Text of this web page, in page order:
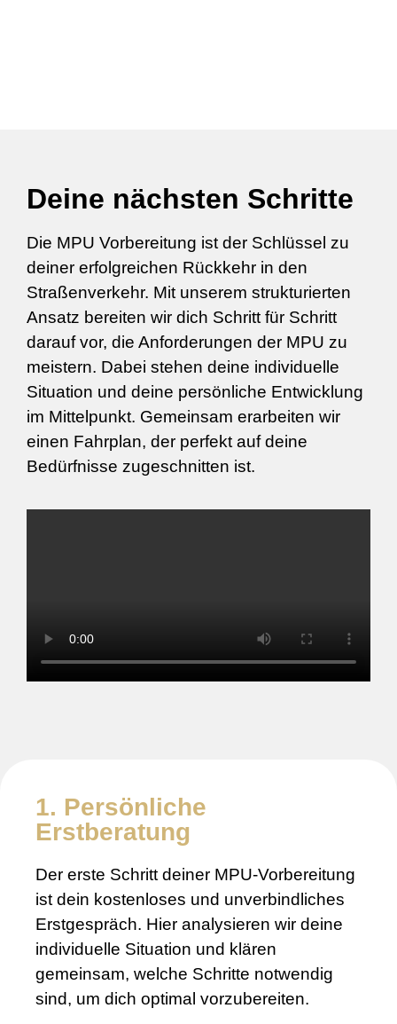
Deine nächsten Schritte
Die MPU Vorbereitung ist der Schlüssel zu
deiner erfolgreichen Rückkehr in den
Straßenverkehr. Mit unserem strukturierten
Ansatz bereiten wir dich Schritt für Schritt
darauf vor, die Anforderungen der MPU zu
meistern. Dabei stehen deine individuelle
Situation und deine persönliche Entwicklung
im Mittelpunkt. Gemeinsam erarbeiten wir
einen Fahrplan, der perfekt auf deine
Bedürfnisse zugeschnitten ist.
1. Persönliche
Erstberatung
Der erste Schritt deiner MPU-Vorbereitung
ist dein kostenloses und unverbindliches
Erstgespräch. Hier analysieren wir deine
individuelle Situation und klären
gemeinsam, welche Schritte notwendig
sind, um dich optimal vorzubereiten.